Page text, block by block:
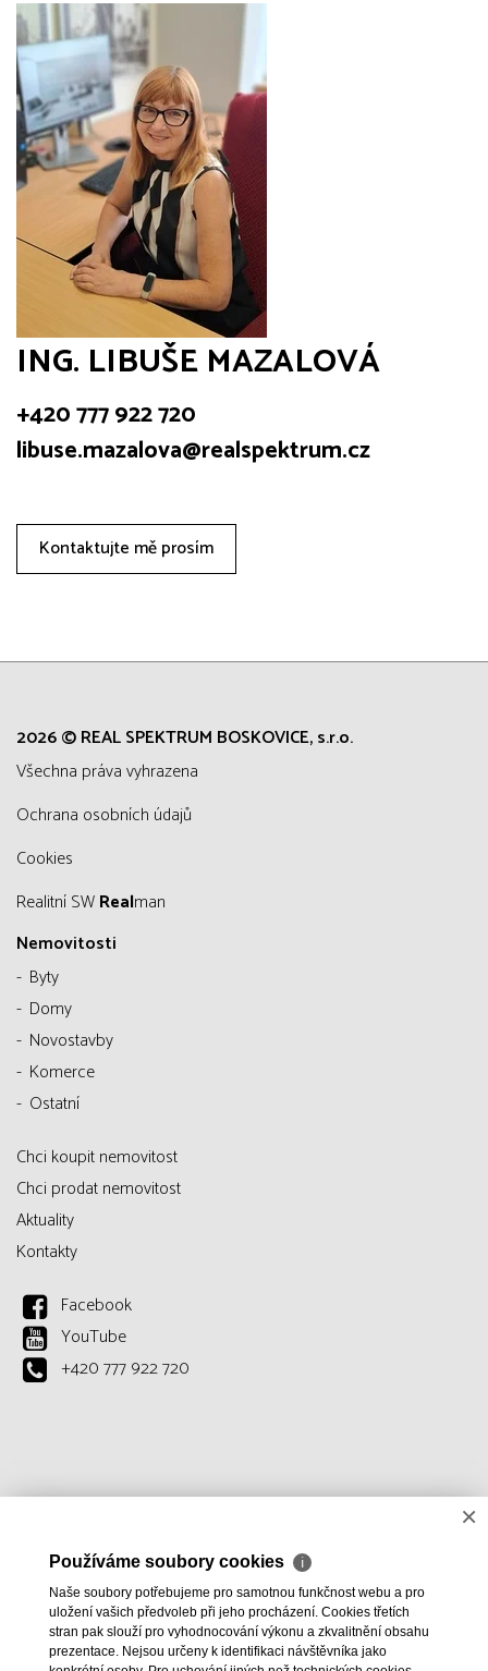
ING. LIBUŠE MAZALOVÁ
+420 777 922 720
libuse.mazalova@realspektrum.cz
Kontaktujte mě prosím
2026 © REAL SPEKTRUM BOSKOVICE, s.r.o.
všechna práva vyhrazena
Ochrana osobních údajů
Cookies
Realitní SWRealman
Nemovitosti
Byty
Domy
Novostavby
Komerce
Ostatní
Chci koupit nemovitost
Chci prodat nemovitost
Aktuality
Kontakty
Facebook
YouTube
+420 777 922 720
×
Používáme soubory cookies ℹ
Naše soubory potřebujeme pro samotnou funkčnost webu a pro
uložení vašich předvoleb při jeho procházení. Cookies třetích
stran pak slouží pro vyhodnocování výkonu a zkvalitnění obsahu
prezentace. Nejsou určeny k identifikaci návštěvníka jako